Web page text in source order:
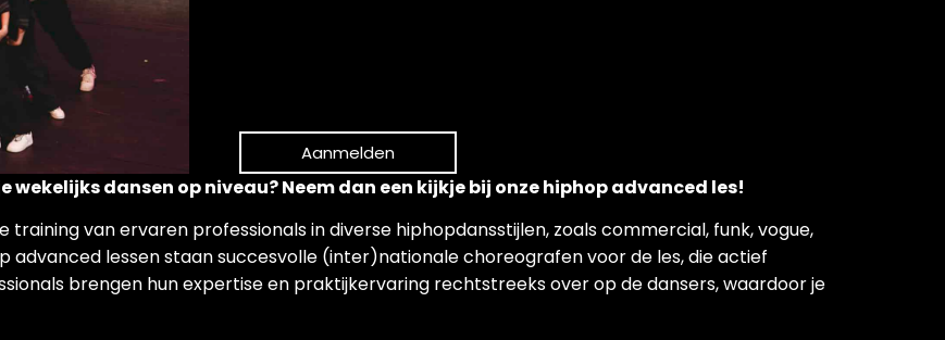
Aanmelden
wekelijks dansen op niveau? Neem dan een kijkje bij onze hiphop advanced les!
training van ervaren professionals in diverse hiphopdansstijlen, zoals commercial, funk, vogue,
advanced lessen staan succesvolle (inter)nationale choreografen voor de les, die actief
brengen hun expertise en praktijkervaring rechtstreeks over op de dansers, waardoor je